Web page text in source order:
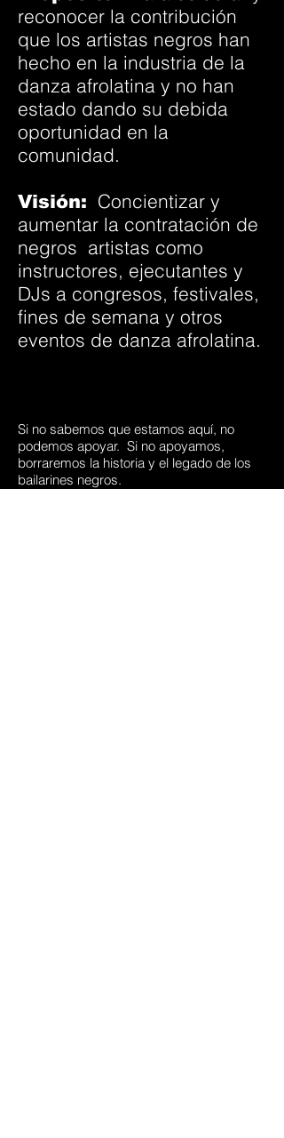
reconocer la contribución
que los artistas negros han
hecho en la industria de la
danza afrolatina y no han
estado dando su debida
oportunidad en la
comunidad.
Visión:
Concientizar y
aumentar la contratación de
negros artistas como
instructores, ejecutantes y
DJs a congresos, festivales,
fines de semana y otros
eventos de danza afrolatina.
Si no sabemos que estamos aquí, no
podemos apoyar. Si no apoyamos,
borraremos la historia y el legado de los
bailarines negros.